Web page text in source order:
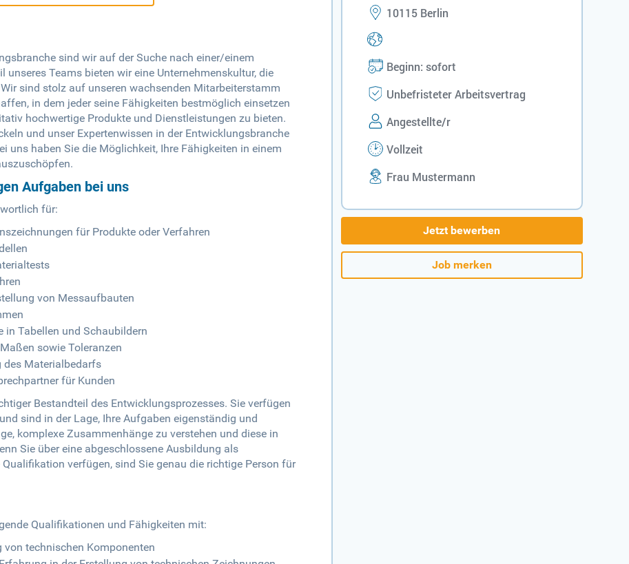
sind wir auf der Suche nach einer/einem
Teams bieten wir eine Unternehmenskultur, die
sind stolz auf unseren wachsenden Mitarbeiterstamm
in dem jeder seine Fähigkeiten bestmöglich einsetzen
hochwertige Produkte und Dienstleistungen zu bieten.
und unser Expertenwissen in der Entwicklungsbranche
uns haben Sie die Möglichkeit, Ihre Fähigkeiten in einem
Aufgaben bei uns
für:
für Produkte oder Verfahren
von Messaufbauten
in Tabellen und Schaubildern
sowie Toleranzen
des Materialbedarfs
für Kunden
Bestandteil des Entwicklungsprozesses. Sie verfügen
sind in der Lage, Ihre Aufgaben eigenständig und
komplexe Zusammenhänge zu verstehen und diese in
Sie über eine abgeschlossene Ausbildung als
verfügen, sind Sie genau die richtige Person für
Qualifikationen und Fähigkeiten mit:
technischen Komponenten
10115 Berlin
Beginn: sofort
Unbefristeter Arbeitsvertrag
Angestellte/r
Vollzeit
Frau Mustermann
Jetzt bewerben
Job merken